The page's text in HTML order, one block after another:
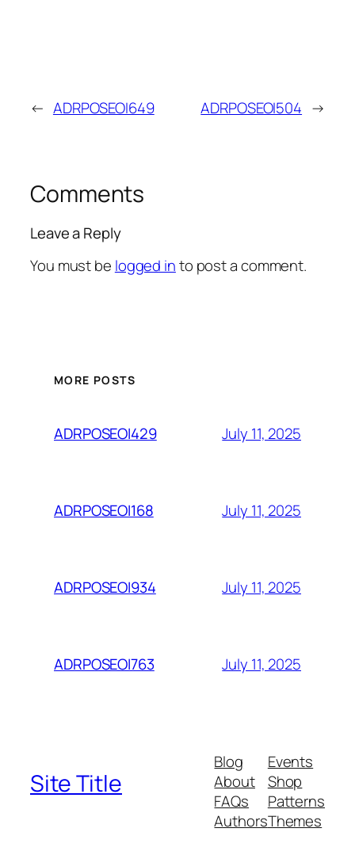
← ADRPOSEOI649 ADRPOSEOI504 →
Comments
Leave a Reply
You must be logged into post a comment.
MORE POSTS
ADRPOSEOI429 July 11, 2025
ADRPOSEOI168 July 11, 2025
ADRPOSEOI934 July 11, 2025
ADRPOSEOI763 July 11, 2025
Site Title
Blog
About
FAQs
Authors
Events
Shop
Patterns
Themes